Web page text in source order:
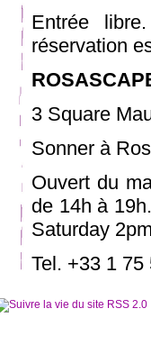
Entrée
réservation
3 Square
Sonner à
Ouvert du
de 14h à
Saturday
Tel. +33 1
RSS 2.0